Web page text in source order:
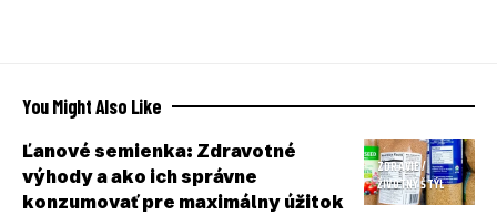
You Might Also Like
ZDRAVIE /
ŽIVOTNÝ ŠTÝL
Ľanové semienka: Zdravotné
výhody a ako ich správne
konzumovať pre maximálny úžitok